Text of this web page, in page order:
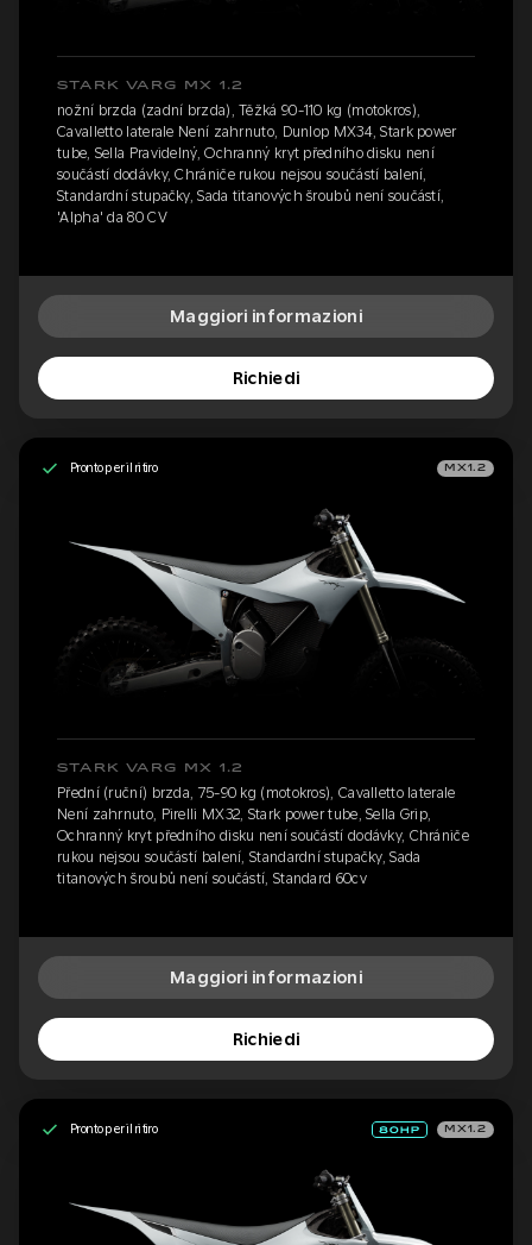
STARK VARG MX 1.2
nožní brzda (zadní brzda), Těžká 90-110 kg (motokros),
Cavalletto laterale Není zahrnuto, Dunlop MX34, Stark power
tube, Sella Pravidelný, Ochranný kryt předního disku není
součástí dodávky, Chrániče rukou nejsou součástí balení,
Standardní stupačky, Sada titanových šroubů není součástí,
'Alpha' da 80 CV
Maggiori informazioni
Richiedi
Pronto per il ritiro MX1.2
STARK VARG MX 1.2
Přední (ruční) brzda, 75-90 kg (motokros), Cavalletto laterale
Není zahrnuto, Pirelli MX32, Stark power tube, Sella Grip,
Ochranný kryt předního disku není součástí dodávky, Chrániče
rukou nejsou součástí balení, Standardní stupačky, Sada
titanových šroubů není součástí, Standard 60cv
Maggiori informazioni
Richiedi
Pronto per il ritiro MX1.2